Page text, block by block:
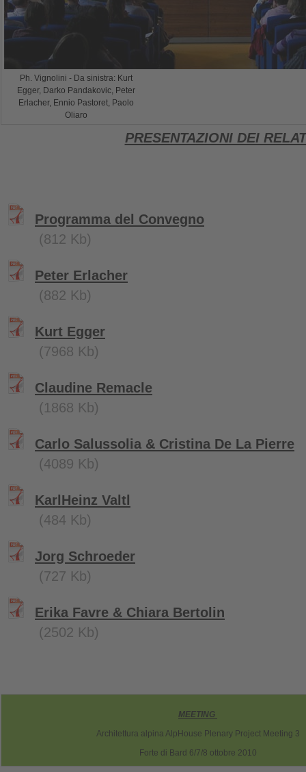
Ph. Vignolini - Da sinistra: Kurt
Egger, Darko Pandakovic, Peter
Erlacher, Ennio Pastoret, Paolo
Oliaro
PRESENTAZIONI DEI
Programma del Convegno
(812 Kb)
Peter Erlacher
(882 Kb)
Kurt Egger
(7968 Kb)
Claudine Remacle
(1868 Kb)
Carlo Salussolia & Cristina De La Pierre
(4089 Kb)
KarlHeinz Valtl
(484 Kb)
Jorg Schroeder
(727 Kb)
Erika Favre & Chiara Bertolin
(2502 Kb)
MEETING
Architettura alpina AlpHouse Plenary Project Meeting 3
Forte di Bard 6/7/8 ottobre 2010